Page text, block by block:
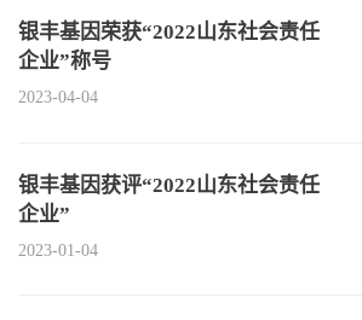
银丰基因荣获“2022山东社会责任
企业”称号
2023-04-04
银丰基因获评“2022山东社会责任
企业”
2023-01-04